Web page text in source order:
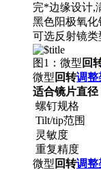
完*边缘设计,
黑色阳极氧化
可选反射镜类
图1：微型 回
微型 回转调整
适合镜片直径
螺钉规格
Tilt/tip范
灵敏度
重复精
微型 回转调整